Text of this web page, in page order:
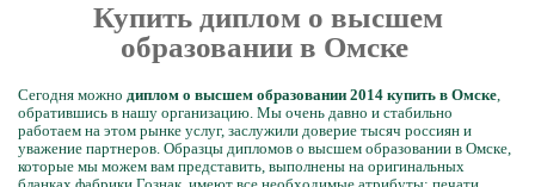
Купить диплом о высшем
образовании в Омске
Сегодня можно диплом о высшем образовании 2014 купить в Омске,
обратившись в нашу организацию. Мы очень давно и стабильно
работаем на этом рынке услуг, заслужили доверие тысяч россиян и
уважение партнеров. Образцы дипломов о высшем образовании в Омске,
которые мы можем вам представить, выполнены на оригинальных